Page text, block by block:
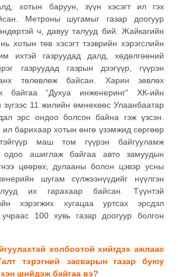
хотын баруун, зүүн хэсэгт ил гэх
Метроны шугамыг газар доогуур
ч, давуу талууд бий. Жайкагийн
хотын төв хэсэгт тээврийн хэрэгслийн
ихтэй газруудад далд, хөдөлгөөний
газруудад газрын дээгүүр, гүүрэн
төлөвлөж байсан. Харин зөвлөх
байгаа “Духуа инженеринг” ХК-ийн
зүгээс 11 жилийн өмнөхөөс Улаанбаатар
эрс ондоо болсон байна гэж үзсэн.
барихаар хотын өнгө үзэмжид сөргөөр
маш том гүүрэн байгууламж
одоо ашиглаж байгаа авто замуудын
цөөрөх, дулааны болон цэвэр усны
шугам сүлжээнүүдийг нүүлгэн
их гарахаар байсан. Түүнтэй
хэрэгжих хугацаа уртсах эрсдэл
100 хувь газар доогуур болгон
холбоотой хийгдэх ажлаас
тэрэгний засварын газар буюу
шийдэж байгаа вэ?